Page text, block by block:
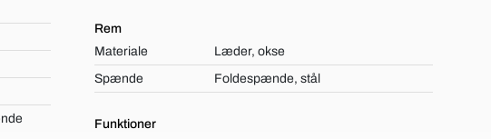
Rem
Materiale
Læder, okse
Spænde
Foldespænde, stål
Funktioner